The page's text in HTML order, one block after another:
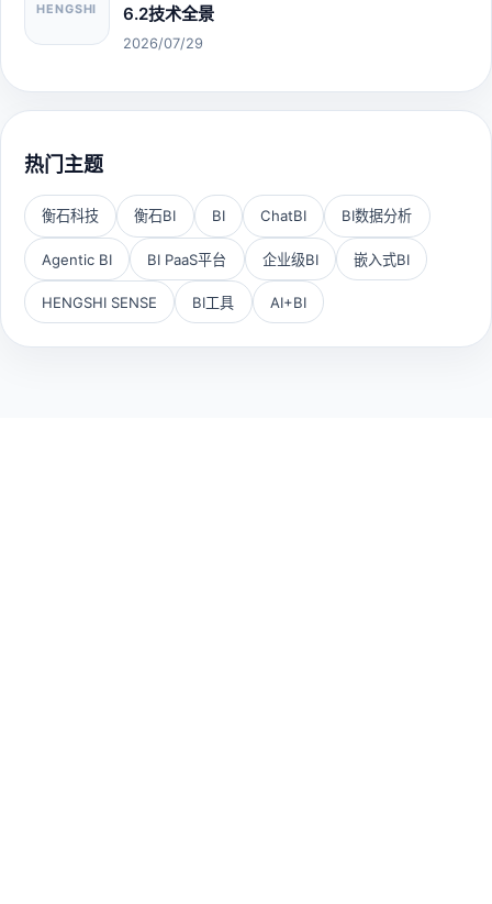
HENGSHI
6.2技术全景
2026/07/29
热门主题
衡石科技 衡石BI BI ChatBI BI数据分析
Agentic BI BI PaaS平台 企业级BI 嵌入式BI
HENGSHI SENSE BI工具 AI+BI